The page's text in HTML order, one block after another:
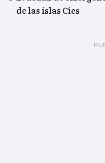
de las islas Cíes